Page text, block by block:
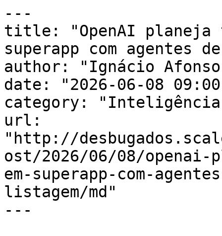
---
title: "OpenAI planeja
superapp com agentes
author: "Ignácio
date: "2026-06-08
category:
url:
"http://
ost/2026/06/08/
em-superapp-com-
listagem/md"
---